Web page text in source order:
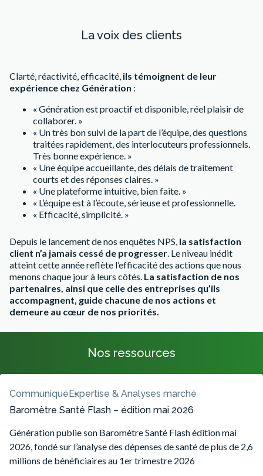
La voix des clients
Clarté, réactivité, efficacité, ils témoignent de leur
expérience chez Génération :
« Génération est proactif et disponible, réel plaisir de
collaborer. »
« Un très bon suivi de la part de l’équipe, des questions
traitées rapidement, des interlocuteurs professionnels.
Très bonne expérience. »
« Une équipe accueillante, des délais de traitement
courts et des réponses claires. »
« Une plateforme intuitive, bien faite. »
« L’équipe est à l’écoute, sérieuse et professionnelle.
« Efficacité, simplicité. »
Depuis le lancement de nos enquêtes NPS, la satisfaction
client n’a jamais cessé de progresser . Le niveau inédit
atteint cette année reflète l’efficacité des actions que nous
menons chaque jour à leurs côtés. La satisfaction de nos
partenaires, ainsi que celle des entreprises qu’ils
accompagnent, guide chacune de nos actions et
demeure au cœur de nos priorités.
Nos ressources
CommuniquéExpertise & Analyses marché
Baromètre Santé Flash – édition mai 2026
Génération publie son Baromètre Santé Flash édition mai
2026, fondé sur l’analyse des dépenses de santé de plus de 2,6
millions de bénéficiaires au 1er trimestre 2026